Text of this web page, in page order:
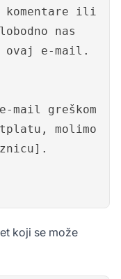
komentare ili
nas
ovaj e-mail.
mail greškom
molimo
koji se može